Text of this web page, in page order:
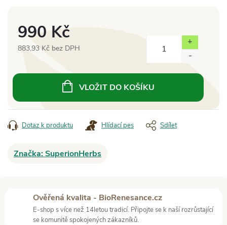
990 Kč
883,93 Kč bez DPH
cena:
VLOŽIT DO KOŠÍKU
Dotaz k produktu Hlídací pes Sdílet
Značka:SuperionHerbs
Ověřená kvalita - BioRenesance.cz
E-shop s více než 14letou tradicí. Připojte se k naší rozrůstající
se komunitě spokojených zákazníků.